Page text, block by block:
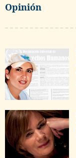
Opinión